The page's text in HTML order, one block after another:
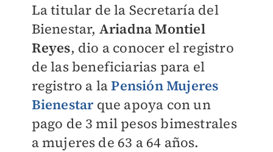
La titular de la Secretaría del
Bienestar, Ariadna Montiel
Reyes, dio a conocer el registro
de las beneficiarias para el
registro a laPensión Mujeres
Bienestarque apoya con un
pago de 3 mil pesos bimestrales
a mujeres de 63 a 64 años.